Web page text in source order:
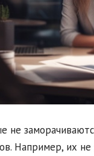
не
Например, их